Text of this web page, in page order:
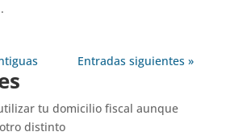
Entradas siguientes »
tu domicilio fiscal aunque
distinto